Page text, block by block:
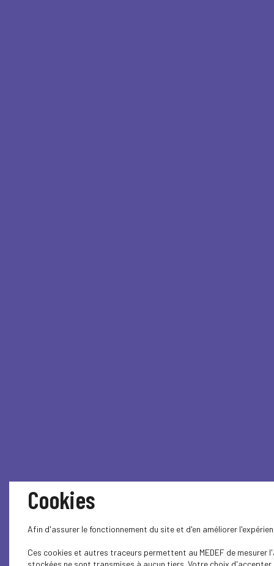
Cookies
Afin d'assurer le fonctionnement du site et d'en améliorer
Ces cookies et autres traceurs permettent au MEDEF de
stockées ne sont transmises à aucun tiers. Votre choix